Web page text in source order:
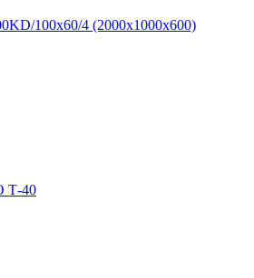
100x60/4 (2000x1000x600)